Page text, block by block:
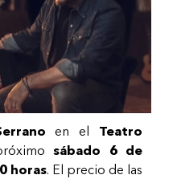
en el Teatro
sábado 6 de
horas. El precio de las